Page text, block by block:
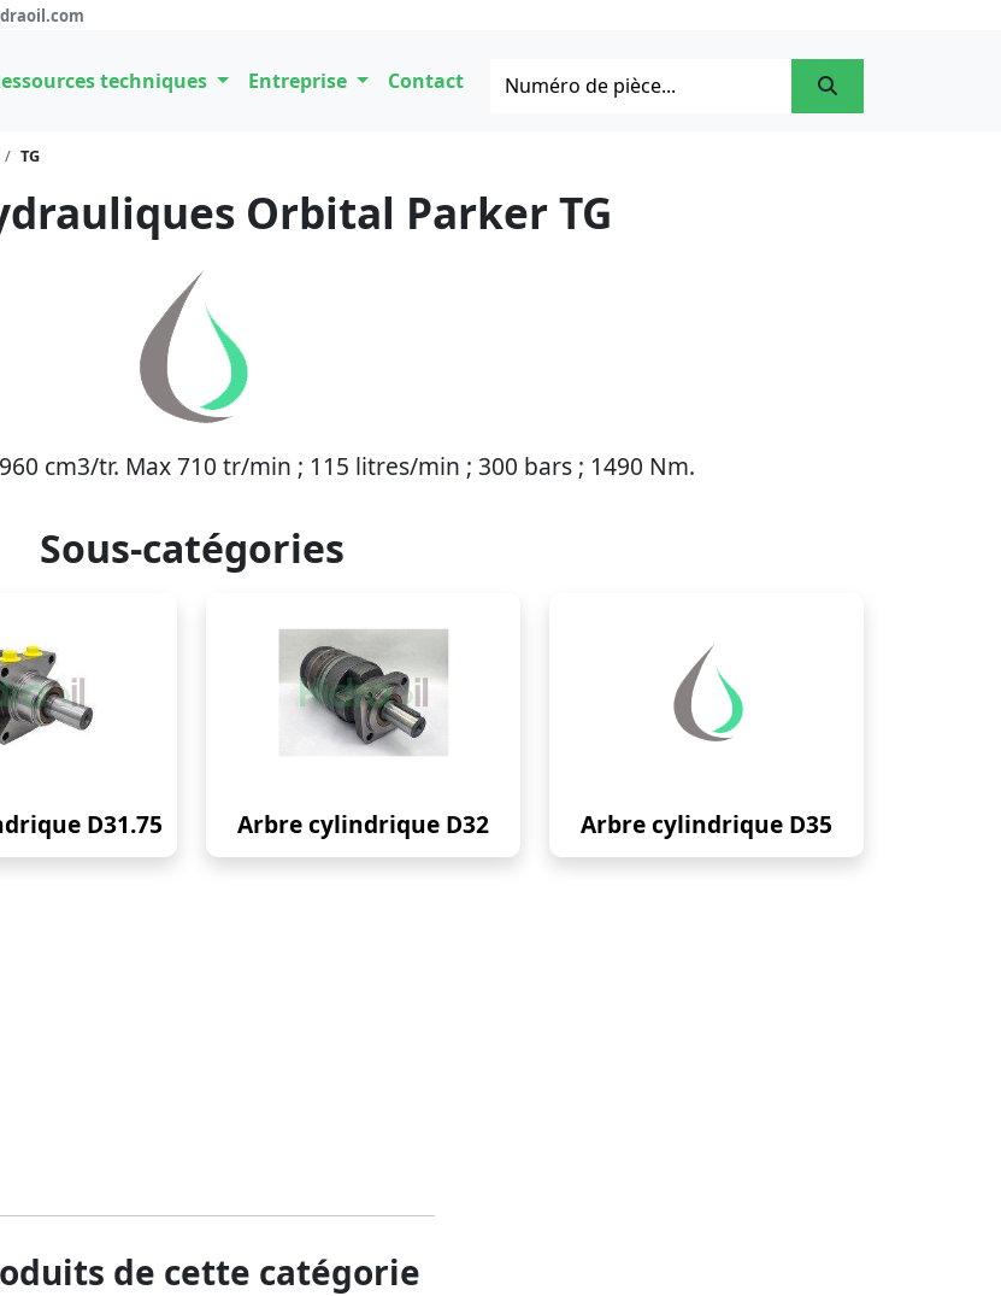
techniques Entreprise Contact
TG
Orbital Parker TG
cm3/tr. Max 710 tr/min ; 115 litres/min ; 300 bars ; 1490 Nm.
Sous-catégories
D31.75 Arbre cylindrique D32 Arbre cylindrique D35
de cette catégorie